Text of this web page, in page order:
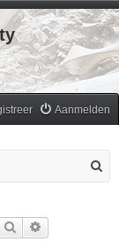
Aanmelden
Zoek